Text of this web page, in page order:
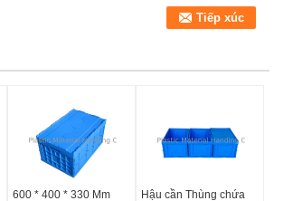
600 * 400 * 330 Mm Hậu cần Thùng chứa